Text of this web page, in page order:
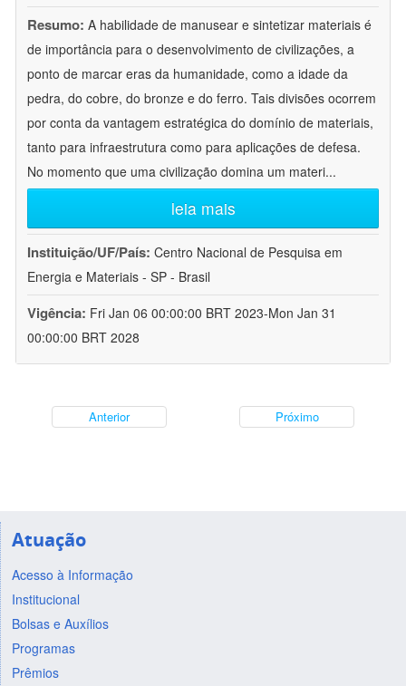
Resumo: A habilidade de manusear e sintetizar materiais é
de importância para o desenvolvimento de civilizações, a
ponto de marcar eras da humanidade, como a idade da
pedra, do cobre, do bronze e do ferro. Tais divisões ocorrem
por conta da vantagem estratégica do domínio de materiais,
tanto para infraestrutura como para aplicações de defesa.
No momento que uma civilização domina um materi...
leia mais
Instituição/UF/País: Centro Nacional de Pesquisa em
Energia e Materiais - SP - Brasil
Vigência: Fri Jan 06 00:00:00 BRT 2023-Mon Jan 31
00:00:00 BRT 2028
Anterior Próximo
Atuação
Acesso à Informação
Institucional
Bolsas e Auxílios
Programas
Prêmios